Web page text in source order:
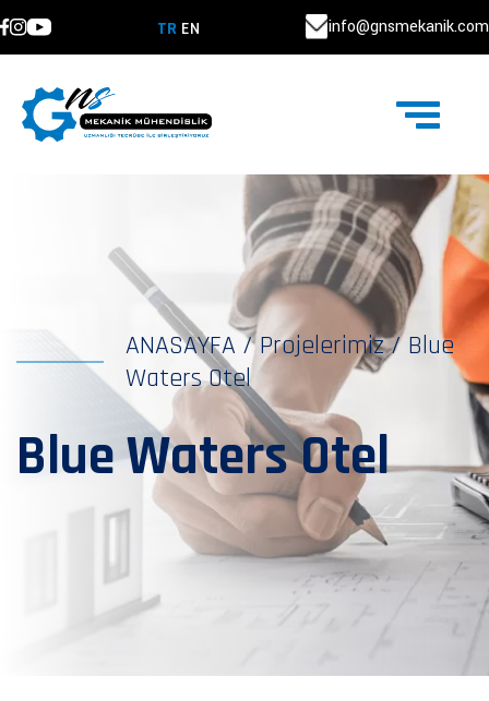
TR EN info@gnsmekanik.com
ANASAYFA / Projelerimiz / Blue
Waters Otel
Blue Waters Otel